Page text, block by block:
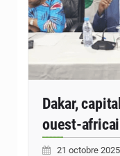
Dakar,
ouest-
21 octobre 2025